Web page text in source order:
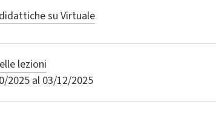
su Virtuale
lezioni
2025 al 03/12/2025